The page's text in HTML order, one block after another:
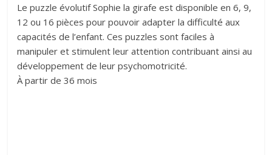
Le puzzle évolutif Sophie la girafe est disponible en 6, 9,
12 ou 16 pièces pour pouvoir adapter la difficulté aux
capacités de l’enfant. Ces puzzles sont faciles à
manipuler et stimulent leur attention contribuant ainsi au
développement de leur psychomotricité.
À partir de 36 mois